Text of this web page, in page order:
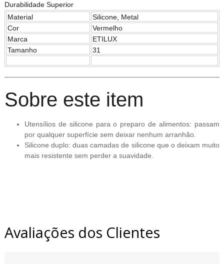
Durabilidade Superior
Material
Silicone, Metal
Cor
Vermelho
Marca
ETILUX
Tamanho
31
Sobre este item
Utensílios de silicone para o preparo de alimentos: passam
por qualquer superfície sem deixar nenhum arranhão.
Silicone duplo: duas camadas de silicone que o deixam muito
mais resistente sem perder a suavidade.
Avaliações dos Clientes